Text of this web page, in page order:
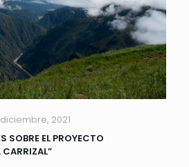
diciembre, 2021
SOBRE EL PROYECTO